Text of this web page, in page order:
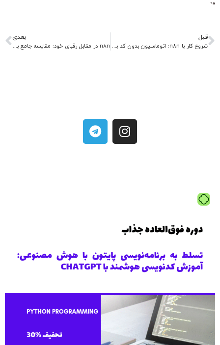
“`
قبل
شروع کار با n8n: اتوماسیون بدون کد برای همه
بعدی
n8n در مقابل رقبای خود: مقایسه جامع با Zapier و Make